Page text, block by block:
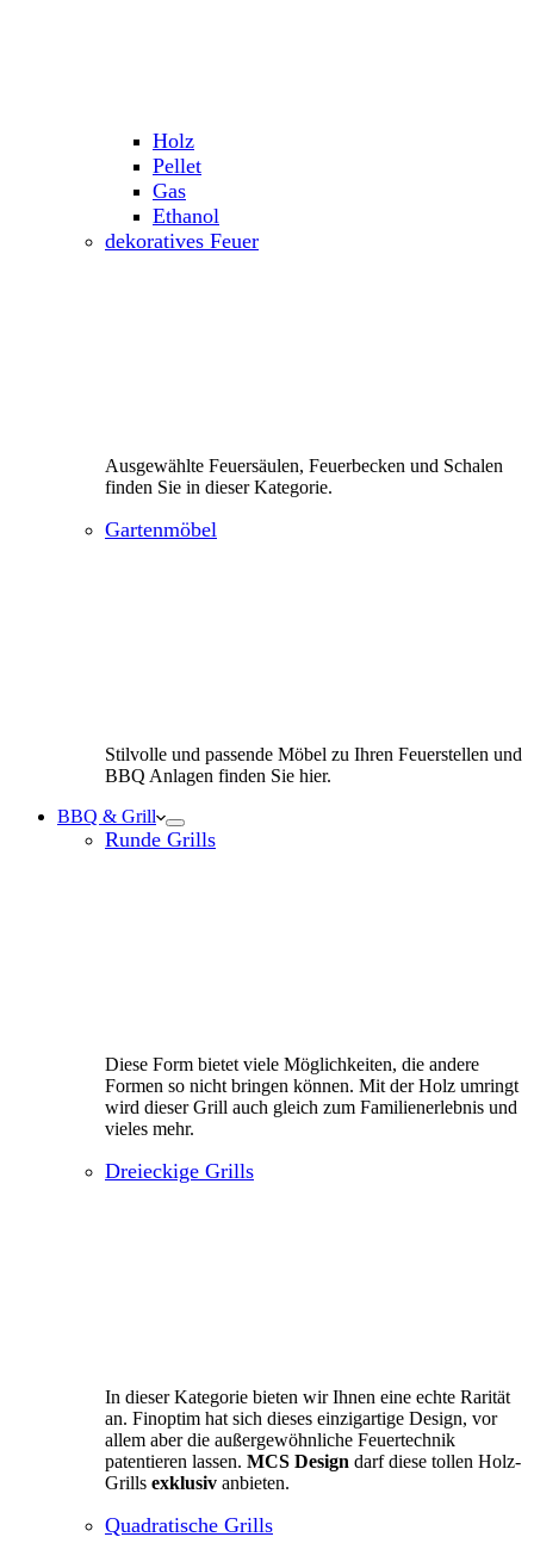
Holz
Pellet
Gas
Ethanol
dekoratives Feuer
Ausgewählte Feuersäulen, Feuerbecken und Schalen
finden Sie in dieser Kategorie.
Gartenmöbel
Stilvolle und passende Möbel zu Ihren Feuerstellen und
BBQ Anlagen finden Sie hier.
BBQ & Grill
Runde Grills
Diese Form bietet viele Möglichkeiten, die andere
Formen so nicht bringen können. Mit der Holz umringt
wird dieser Grill auch gleich zum Familienerlebnis und
vieles mehr.
Dreieckige Grills
In dieser Kategorie bieten wir Ihnen eine echte Rarität
an. Finoptim hat sich dieses einzigartige Design, vor
allem aber die außergewöhnliche Feuertechnik
patentieren lassen. MCS Design darf diese tollen Holz-
Grills exklusiv anbieten.
Quadratische Grills